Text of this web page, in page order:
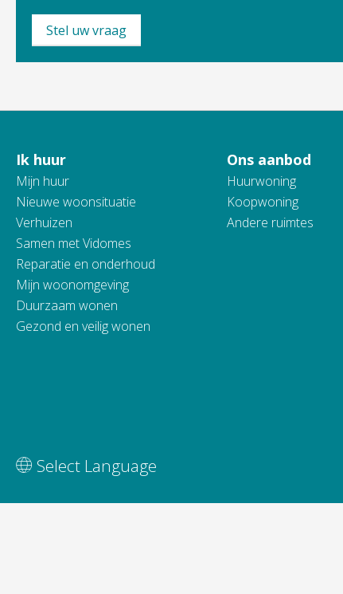
Stel uw vraag
Contactinformatie
Ik huur
Mijn huur
Nieuwe woonsituatie
Verhuizen
Samen met Vidomes
Reparatie en onderhoud
Mijn woonomgeving
Duurzaam wonen
Gezond en veilig wonen
Ons aanbod
Huurwoning
Koopwoning
Andere ruimtes
Vertaal deze pagina
Select Language